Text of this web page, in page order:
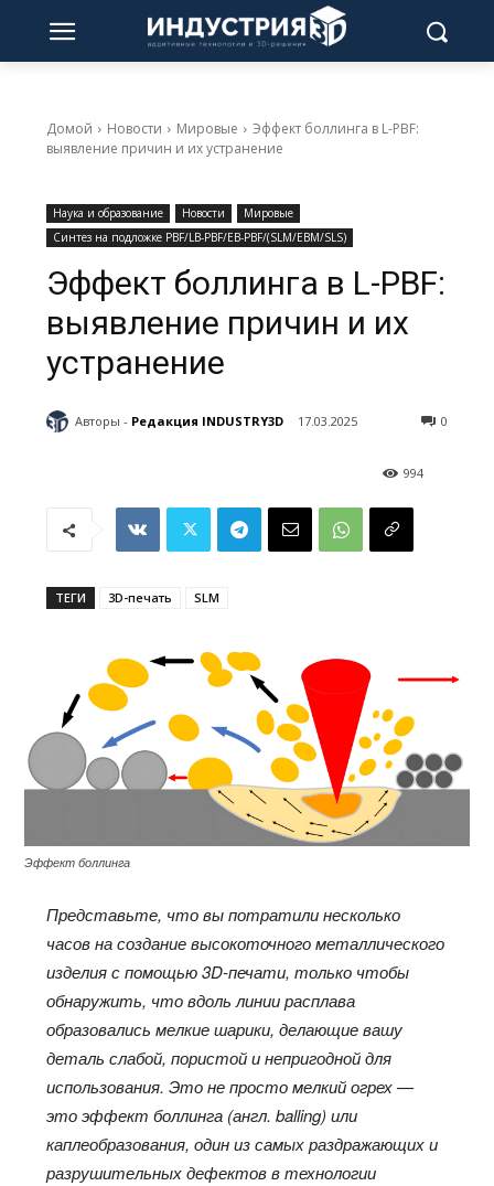
Домой Новости Мировые
Эффект боллинга в L-PBF:
выявление причин и их устранение
Наука и образование Новости
Мировые
Синтез на подложке PBF/LB-PBF/EB-PBF/(SLM/EBM/SLS)
Эффект боллинга в L-PBF:
выявление причин и их
устранение
Авторы - Редакция INDUSTRY3D 17.03.2025 0
994
ТЕГИ 3D-печать SLM
Эффект боллинга
Представьте, что вы потратили несколько
часов на создание высокоточного металлического
изделия с помощью 3D-печати, только чтобы
обнаружить, что вдоль линии расплава
образовались мелкие шарики, делающие вашу
деталь слабой, пористой и непригодной для
использования. Это не просто мелкий огрех —
это эффект боллинга (англ.balling) или
каплеобразования, один из самых раздражающих и
разрушительных дефектов в технологии